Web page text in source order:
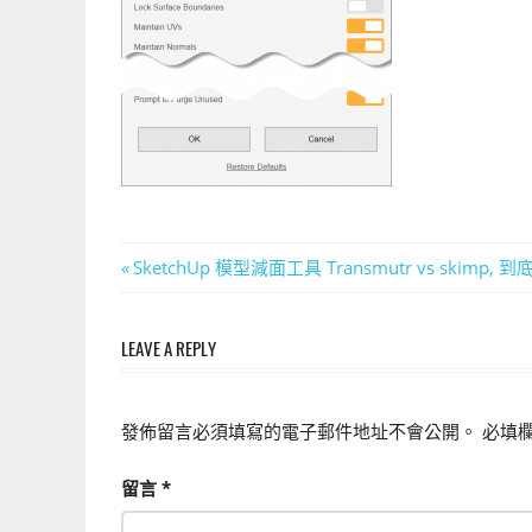
文
導
覽
Previous
SketchUp 模型減面工具 Transmutr vs skimp, 到
LEAVE A REPLY
發佈留言必須填寫的電子郵件地址不會公開。 必填
留言 *